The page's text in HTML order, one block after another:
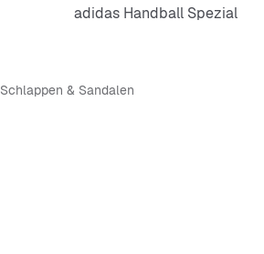
adidas Handball Spezial
Schlappen & Sandalen